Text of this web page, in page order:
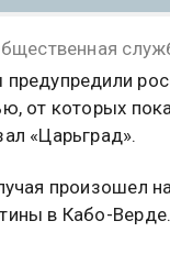
от которых
«Царьград».
произошел
в Кабо-